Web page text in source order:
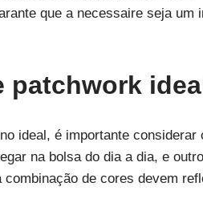
que a necessaire seja um
patchwork
ideal, é importante considerar
na bolsa do dia a dia, e
de cores devem